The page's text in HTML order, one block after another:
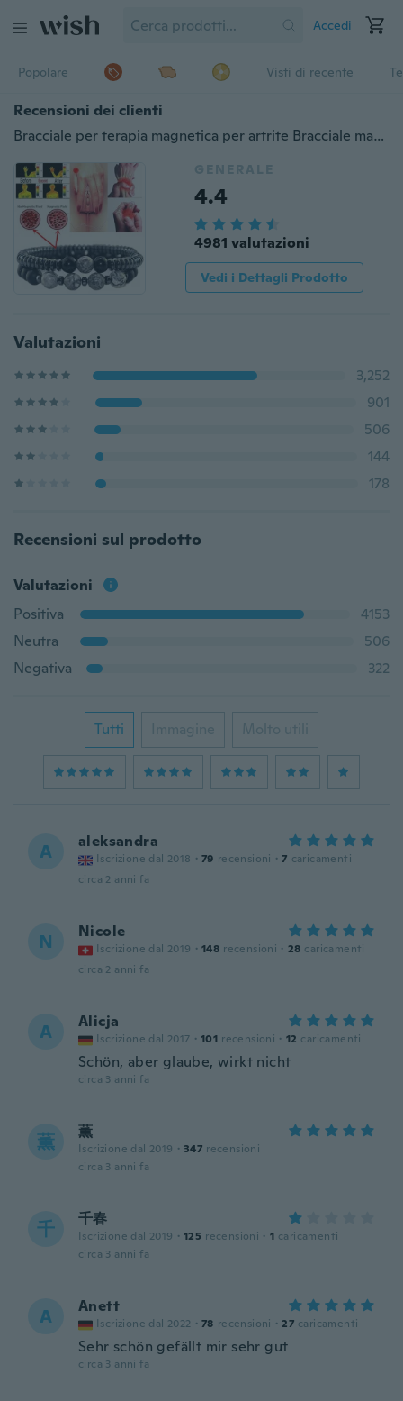
Accedi
Popolare Visti di recente
Recensioni dei clienti
Bracciale per terapia magnetica per artrite Bracciale magnetico per rigonfiamento impermeabile Bracciale per trattamento di compressione della salute per alleviare il dolore alle mani
GENERALE
4.4
4981 valutazioni
Vedi i Dettagli Prodotto
Valutazioni
3,252
901
506
144
178
Recensioni sul prodotto
Valutazioni
Positiva
4153
Neutra
506
Negativa
322
Tutti Immagine Molto utili
A aleksandra
Iscrizione dal 2018 · 79 recensioni · 7 caricamenti
circa 2 anni fa
N Nicole
Iscrizione dal 2019 · 148 recensioni · 28 caricamenti
circa 2 anni fa
A Alicja
Iscrizione dal 2017 · 101 recensioni · 12 caricamenti
Schön, aber glaube, wirkt nicht
circa 3 anni fa
薫 薫
Iscrizione dal 2019 · 347 recensioni
circa 3 anni fa
千 千春
Iscrizione dal 2019 · 125 recensioni · 1 caricamenti
circa 3 anni fa
A Anett
Iscrizione dal 2022 · 78 recensioni · 27 caricamenti
Sehr schön gefällt mir sehr gut
circa 3 anni fa